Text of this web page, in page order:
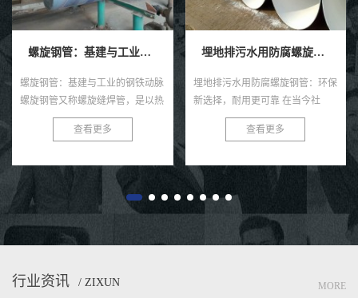
埋地排污水用防腐螺旋钢管
埋地排污水用防腐螺旋钢管：环保
新选择，耐用更可靠 在当今社
会，环保与可持续发展已成为全球
共识。在污水处理与排放领域，选
查看更多
埋地给水用防腐螺旋钢管
埋地给水用防腐螺旋钢管，作为一
种高效且耐用的管道材料，近年来
在各类给水工程中得到了广泛的应
用。这种钢管以其独特的螺旋结
性...
查看更多
行业资讯 / ZIXUN MORE